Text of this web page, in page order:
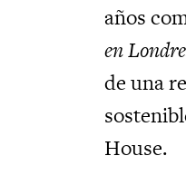
años
en
de una
House.